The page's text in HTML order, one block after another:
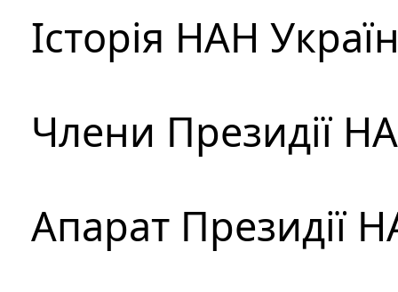
Історія НАН
Члени Президії
Апарат Президії